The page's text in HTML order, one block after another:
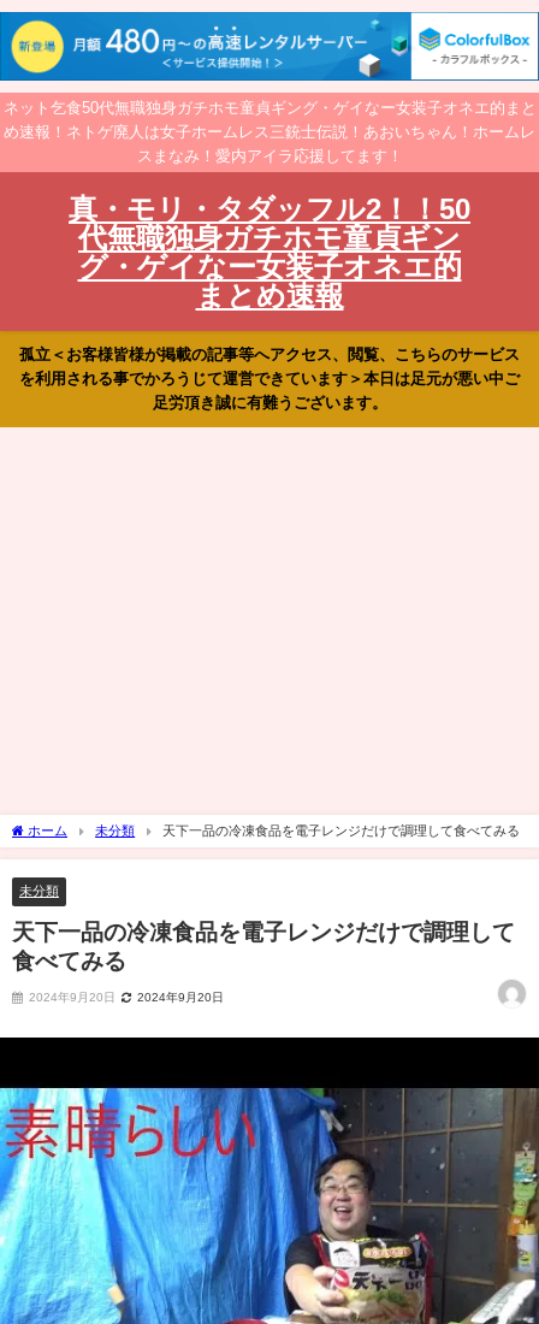
ネット乞食50代無職独身ガチホモ童貞ギング・ゲイなー女装子オネエ的まと
め速報！ネトゲ廃人は女子ホームレス三銃士伝説！あおいちゃん！ホームレ
スまなみ！愛内アイラ応援してます！
真・モリ・タダッフル2！！50
代無職独身ガチホモ童貞ギン
グ・ゲイなー女装子オネエ的
まとめ速報
孤立＜お客様皆様が掲載の記事等へアクセス、閲覧、こちらのサービス
を利用される事でかろうじて運営できています＞本日は足元が悪い中ご
足労頂き誠に有難うございます。
ホーム 未分類 天下一品の冷凍食品を電子レンジだけで調理して食べてみる
未分類
天下一品の冷凍食品を電子レンジだけで調理して
食べてみる
2024年9月20日 2024年9月20日